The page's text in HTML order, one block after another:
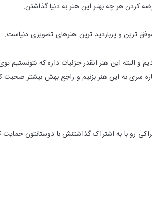
کردن هر چه بهترِ این هنر به دنیا گذاشتن.
ترین و پربازدید ترین هنرهای تصویری دنیاست.
و البته این هنر انقدر جزئیات داره که نتونستیم
سری به این هنر بزنیم و راجع بهش بیشتر صحبت
رو با به اشتراک گذاشتنش با دوستانتون حمایت